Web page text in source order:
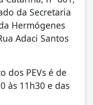
da Secretaria
Hermógenes
Adaci Santos
dos PEVs é de
às 11h30 e das